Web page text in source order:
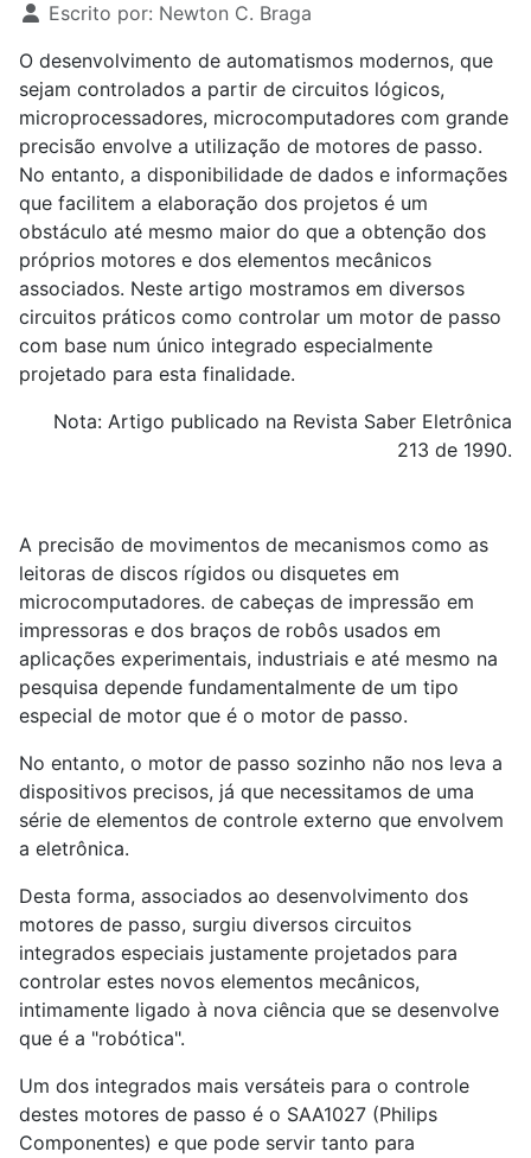
Escrito por: Newton C. Braga
O desenvolvimento de automatismos modernos, que
sejam controlados a partir de circuitos lógicos,
microprocessadores, microcomputadores com grande
precisão envolve a utilização de motores de passo.
No entanto, a disponibilidade de dados e informações
que facilitem a elaboração dos projetos é um
obstáculo até mesmo maior do que a obtenção dos
próprios motores e dos elementos mecânicos
associados. Neste artigo mostramos em diversos
circuitos práticos como controlar um motor de passo
com base num único integrado especialmente
projetado para esta finalidade.
Nota: Artigo publicado na Revista Saber Eletrônica
213 de 1990.
A precisão de movimentos de mecanismos como as
leitoras de discos rígidos ou disquetes em
microcomputadores. de cabeças de impressão em
impressoras e dos braços de robôs usados em
aplicações experimentais, industriais e até mesmo na
pesquisa depende fundamentalmente de um tipo
especial de motor que é o motor de passo.
No entanto, o motor de passo sozinho não nos leva a
dispositivos precisos, já que necessitamos de uma
série de elementos de controle externo que envolvem
a eletrônica.
Desta forma, associados ao desenvolvimento dos
motores de passo, surgiu diversos circuitos
integrados especiais justamente projetados para
controlar estes novos elementos mecânicos,
intimamente ligado à nova ciência que se desenvolve
que é a "robótica".
Um dos integrados mais versáteis para o controle
destes motores de passo é o SAA1027 (Philips
Componentes) e que pode servir tanto para